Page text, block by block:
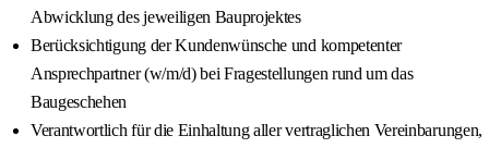
Abwicklung des jeweiligen Bauprojektes
Berücksichtigung der Kundenwünsche und kompetenter
Ansprechpartner (w/m/d) bei Fragestellungen rund um das
Baugeschehen
Verantwortlich für die Einhaltung aller vertraglichen Vereinbarungen,